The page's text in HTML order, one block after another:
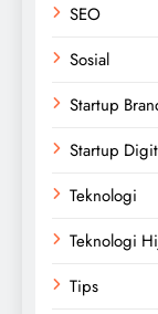
SEO
Sosial
Startup
Startup
Teknologi
Teknologi
Tips